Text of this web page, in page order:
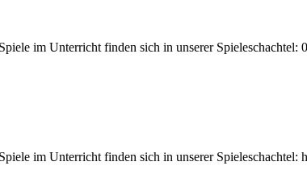
im Unterricht finden sich in unserer
im Unterricht finden sich in unserer Spieleschachtel: